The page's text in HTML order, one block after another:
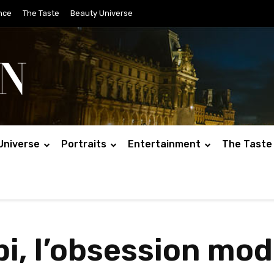
The Taste Beauty Universe
Portraits Entertainment The Taste
l’obsession